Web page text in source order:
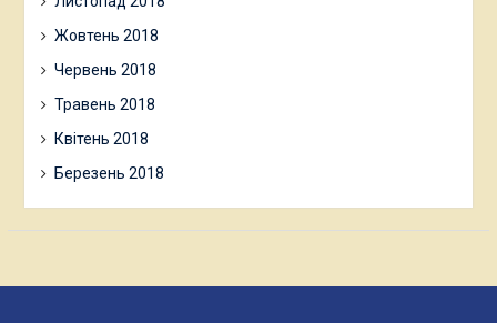
Жовтень 2018
Червень 2018
Травень 2018
Квітень 2018
Березень 2018